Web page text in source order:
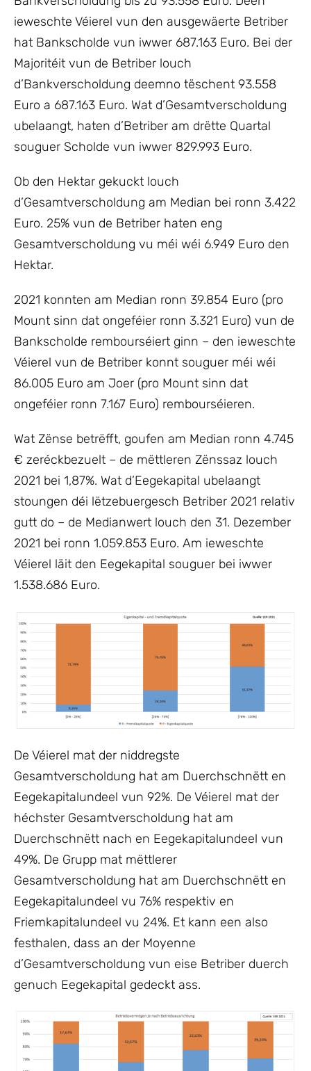
ieweschte Véierel vun den ausgewäerte Betriber
hat Bankscholde vun iwwer 687.163 Euro. Bei der
Majoritéit vun de Betriber louch
d’Bankverscholdung deemno tëschent 93.558
Euro a 687.163 Euro. Wat d’Gesamtverscholdung
ubelaangt, haten d’Betriber am drëtte Quartal
souguer Scholde vun iwwer 829.993 Euro.
Ob den Hektar gekuckt louch
d’Gesamtverscholdung am Median bei ronn 3.422
Euro. 25% vun de Betriber haten eng
Gesamtverscholdung vu méi wéi 6.949 Euro den
Hektar.
2021 konnten am Median ronn 39.854 Euro (pro
Mount sinn dat ongeféier ronn 3.321 Euro) vun de
Bankscholde rembourséiert ginn – den ieweschte
Véierel vun de Betriber konnt souguer méi wéi
86.005 Euro am Joer (pro Mount sinn dat
ongeféier ronn 7.167 Euro) rembourséieren.
Wat Zënse betrëfft, goufen am Median ronn 4.745
€ zeréckbezuelt – de mëttleren Zënssaz louch
2021 bei 1,87%. Wat d’Eegekapital ubelaangt
stoungen déi lëtzebuergesch Betriber 2021 relativ
gutt do – de Medianwert louch den 31. Dezember
2021 bei ronn 1.059.853 Euro. Am ieweschte
Véierel läit den Eegekapital souguer bei iwwer
1.538.686 Euro.
De Véierel mat der niddregste
Gesamtverscholdung hat am Duerchschnëtt en
Eegekapitalundeel vun 92%. De Véierel mat der
héchster Gesamtverscholdung hat am
Duerchschnëtt nach en Eegekapitalundeel vun
49%. De Grupp mat mëttlerer
Gesamtverscholdung hat am Duerchschnëtt en
Eegekapitalundeel vu 76% respektiv en
Friemkapitalundeel vu 24%. Et kann een also
festhalen, dass an der Moyenne
d’Gesamtverscholdung vun eise Betriber duerch
genuch Eegekapital gedeckt ass.